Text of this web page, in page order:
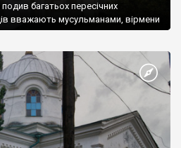
багатьох пересічних
вважають мусульманами, вірмени